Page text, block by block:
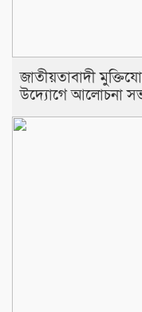
জাতীয়তাবাদী
উদ্যোগে আলোচনা